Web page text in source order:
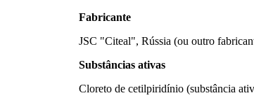
Fabricante
JSC "Citeal", Rússia (ou outro
Substâncias ativas
Cloreto de cetilpiridínio (substância